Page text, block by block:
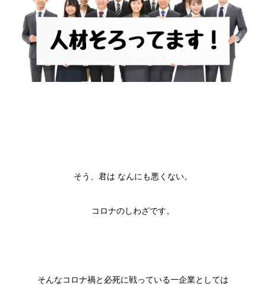
そう、君は なんにも悪くない。
コロナのしわざです。
そんなコロナ禍と必死に戦っている一企業としては